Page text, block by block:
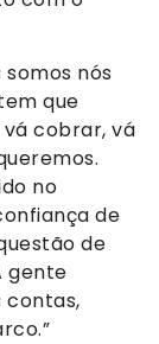
nós
que
vá cobrar, vá
no
de
de
gente
contas,